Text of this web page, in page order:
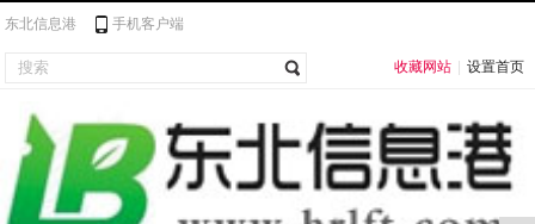
东北信息港 手机客户端
收藏网站 设置首页